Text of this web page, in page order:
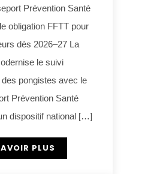
Prévention Santé
obligation FFTT pour
dès 2026–27 La
le suivi
pongistes avec le
Prévention Santé
dispositif national […]
PLUS